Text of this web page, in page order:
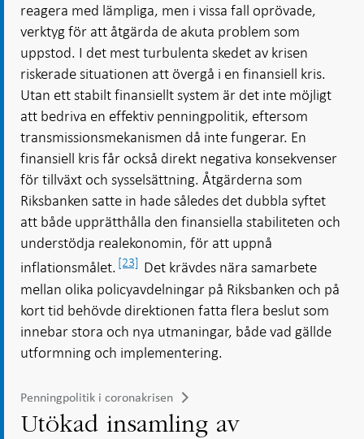
reagera med lämpliga, men i vissa fall oprövade,
verktyg för att åtgärda de akuta problem som
uppstod. I det mest turbulenta skedet av krisen
riskerade situationen att övergå i en finansiell kris.
Utan ett stabilt finansiellt system är det inte möjligt
att bedriva en effektiv penningpolitik, eftersom
transmissionsmekanismen då inte fungerar. En
finansiell kris får också direkt negativa konsekvenser
för tillväxt och sysselsättning. Åtgärderna som
Riksbanken satte in hade således det dubbla syftet
att både upprätthålla den finansiella stabiliteten och
understödja realekonomin, för att uppnå
inflationsmålet. [23] Det krävdes nära samarbete
mellan olika policyavdelningar på Riksbanken och på
kort tid behövde direktionen fatta flera beslut som
innebar stora och nya utmaningar, både vad gällde
utformning och implementering.
Penningpolitik i coronakrisen
Utökad insamling av